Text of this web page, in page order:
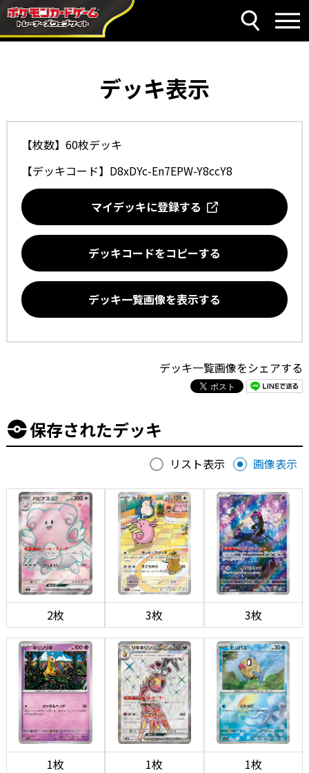
デッキ表示
【枚数】60枚デッキ
【デッキコード】 D8xDYc-En7EPW-Y8ccY8
マイデッキに登録する
デッキコードをコピーする
デッキ一覧画像を表示する
デッキ一覧画像をシェアする
保存されたデッキ
リスト表示 画像表示
2枚 3枚 3枚
1枚 1枚 1枚